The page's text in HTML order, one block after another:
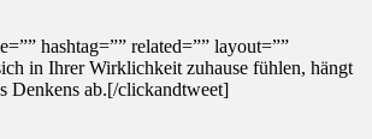
hashtag=”” related=”” layout=””
in Ihrer Wirklichkeit zuhause fühlen, hängt
Denkens ab.[/clickandtweet]